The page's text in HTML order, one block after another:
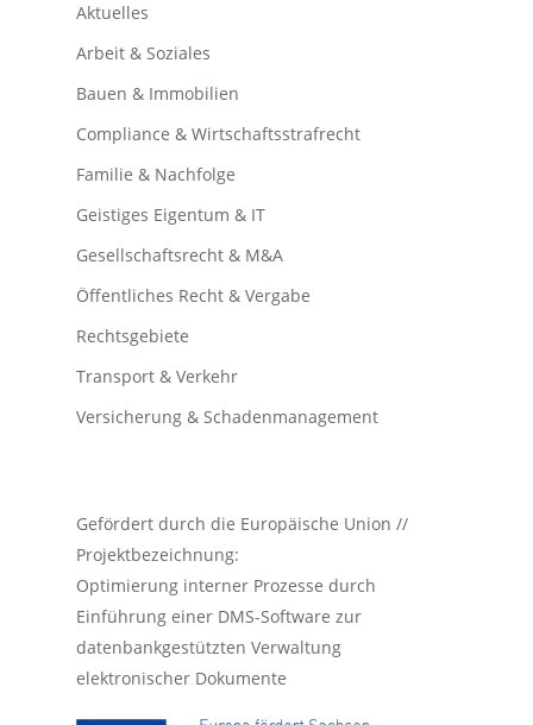
Aktuelles
Arbeit & Soziales
Bauen & Immobilien
Compliance & Wirtschaftsstrafrecht
Familie & Nachfolge
Geistiges Eigentum & IT
Gesellschaftsrecht & M&A
Öffentliches Recht & Vergabe
Rechtsgebiete
Transport & Verkehr
Versicherung & Schadenmanagement
Gefördert durch die Europäische Union //
Projektbezeichnung:
Optimierung interner Prozesse durch
Einführung einer DMS-Software zur
datenbankgestützten Verwaltung
elektronischer Dokumente